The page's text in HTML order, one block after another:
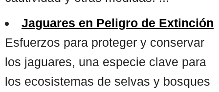
Jaguares en Peligro de Extinción
Esfuerzos para proteger y conservar
los jaguares, una especie clave para
los ecosistemas de selvas y bosques